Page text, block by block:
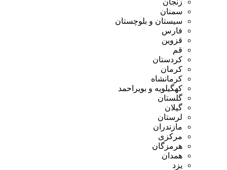
سمنان
سیستان و بلوچستان
فارس
قزوین
قم
کردستان
کرمان
کرمانشاه
کهگیلویه و بویراحمد
گلستان
گیلان
لرستان
مازندران
مرکزی
هرمزگان
همدان
یزد